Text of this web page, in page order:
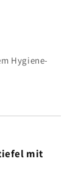
Hygiene-
mit